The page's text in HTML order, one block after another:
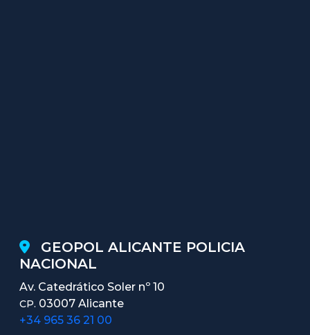
GEOPOL ALICANTE POLICIA
NACIONAL
Av. Catedrático Soler nº 10
CP. 03007 Alicante
+34 965 36 21 00